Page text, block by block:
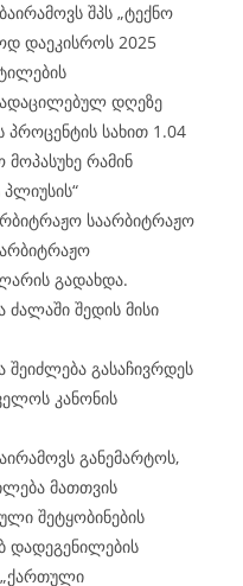
შპს „ტექნო
დაეკისროს 2025
დღეზე
სახით 1.04
რამინ
საარბიტრაჟო
გადახდა.
ძალაში შედის მისი
გასაჩივრდეს
კანონის
განემარტოს,
მათთვის
შეტყობინების
დადეგენილების